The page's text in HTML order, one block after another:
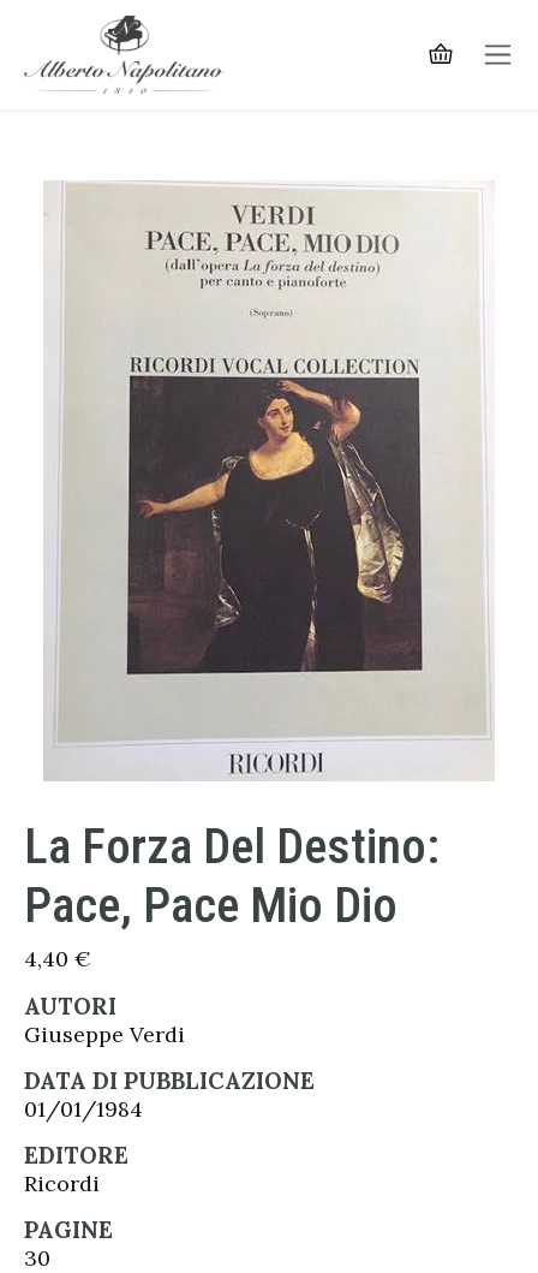
La Forza Del Destino:
Pace, Pace Mio Dio
4,40 €
AUTORI
Giuseppe Verdi
DATA DI PUBBLICAZIONE
01/01/1984
EDITORE
Ricordi
PAGINE
30